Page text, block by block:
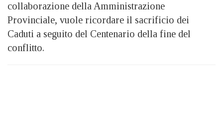
collaborazione della Amministrazione
Provinciale, vuole ricordare il sacrificio dei
Caduti a seguito del Centenario della fine del
conflitto.